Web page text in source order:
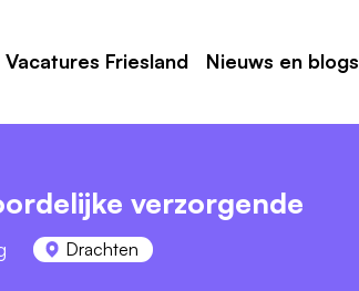
Vacatures Friesland Nieuws en blogs
verzorgende
Drachten